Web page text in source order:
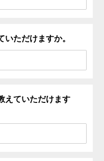
いただけますか。
えていただけます